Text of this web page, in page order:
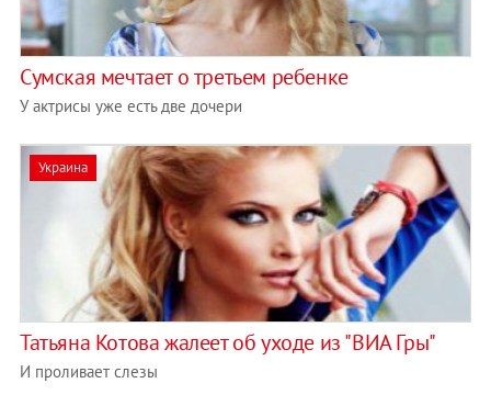
Сумская мечтает о третьем ребенке
У актрисы уже есть две дочери
Украина
Татьяна Котова жалеет об уходе из "ВИА Гры"
И проливает слезы